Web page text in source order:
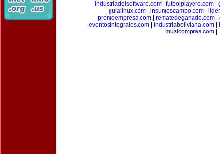
industriadelsoftware.com| futbolplayero.com|
guialinux.com
insumoscampo.com
promoempresa.com| rematedeganado.com|
eventosintegrales.com| industriaboliviana.com|
musicompras.com|